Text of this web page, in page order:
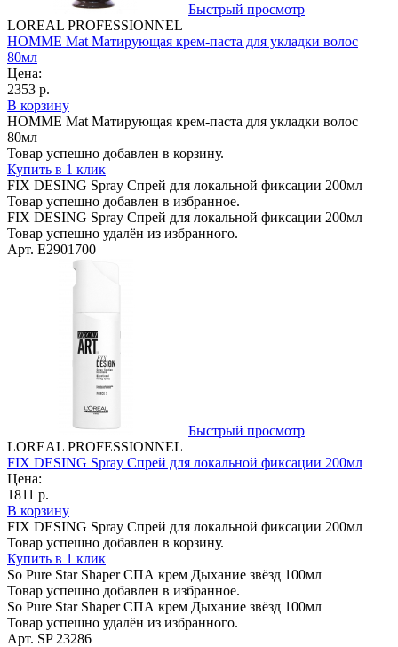
Быстрый просмотр
LOREAL PROFESSIONNEL
HOMME Mat Матирующая крем-паста для укладки волос
80мл
Цена:
2353 р.
В корзину
HOMME Mat Матирующая крем-паста для укладки волос
80мл
Товар успешно добавлен в корзину.
Купить в 1 клик
FIX DESING Spray Спрей для локальной фиксации 200мл
Товар успешно добавлен в избранное.
FIX DESING Spray Спрей для локальной фиксации 200мл
Товар успешно удалён из избранного.
Арт. E2901700
Быстрый просмотр
LOREAL PROFESSIONNEL
FIX DESING Spray Спрей для локальной фиксации 200мл
Цена:
1811 р.
В корзину
FIX DESING Spray Спрей для локальной фиксации 200мл
Товар успешно добавлен в корзину.
Купить в 1 клик
So Pure Star Shaper СПА крем Дыхание звёзд 100мл
Товар успешно добавлен в избранное.
So Pure Star Shaper СПА крем Дыхание звёзд 100мл
Товар успешно удалён из избранного.
Арт. SP 23286